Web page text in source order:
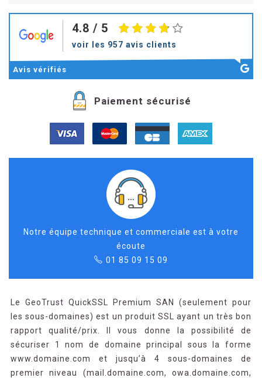
4.8 / 5
voir les 957 avis clients
Avis vérifiés
Paiement sécurisé
Notre équipe technique et commerciale est à votre
écoute
01 85 09 15 09
Le GeoTrust QuickSSL Premium SAN (seulement pour
les sous-domaines) est un produit SSL ayant un très bon
rapport qualité/prix. Il vous donne la possibilité de
sécuriser 1 nom de domaine principal sous la forme
www.domaine.com et jusqu’à 4 sous-domaines de
premier niveau (mail.domaine.com, owa.domaine.com,